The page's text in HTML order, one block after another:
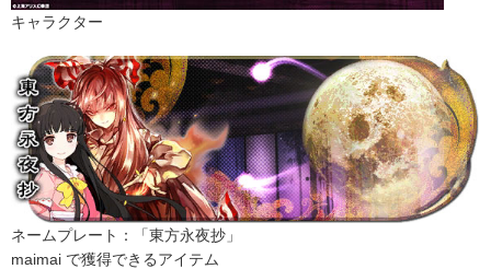
キャラクター
ネームプレート：「東方永夜抄」
maimai で獲得できるアイテム